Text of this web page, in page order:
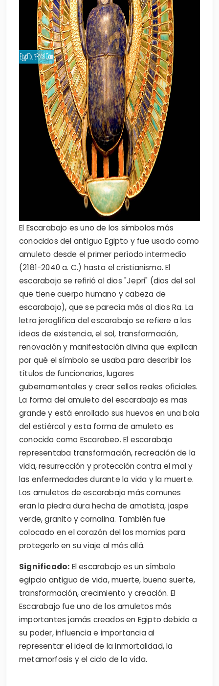
El Escarabajo es uno de los símbolos más
conocidos del antiguo Egipto y fue usado como
amuleto desde el primer período intermedio
(2181-2040 a. C.) hasta el cristianismo. El
escarabajo se refirió al dios "Jepri" (dios del sol
que tiene cuerpo humano y cabeza de
escarabajo), que se parecía más al dios Ra. La
letra jeroglífica del escarabajo se refiere a las
ideas de existencia, el sol, transformación,
renovación y manifestación divina que explican
por qué el símbolo se usaba para describir los
títulos de funcionarios, lugares
gubernamentales y crear sellos reales oficiales.
La forma del amuleto del escarabajo es mas
grande y está enrollado sus huevos en una bola
del estiércol y esta forma de amuleto es
conocido como Escarabeo. El escarabajo
representaba transformación, recreación de la
vida, resurrección y protección contra el mal y
las enfermedades durante la vida y la muerte.
Los amuletos de escarabajo más comunes
eran la piedra dura hecha de amatista, jaspe
verde, granito y cornalina. También fue
colocado en el corazón del los momias para
protegerlo en su viaje al más allá.
Significado: El escarabajo es un símbolo
egipcio antiguo de vida, muerte, buena suerte,
transformación, crecimiento y creación. El
Escarabajo fue uno de los amuletos más
importantes jamás creados en Egipto debido a
su poder, influencia e importancia al
representar el ideal de la inmortalidad, la
metamorfosis y el ciclo de la vida.